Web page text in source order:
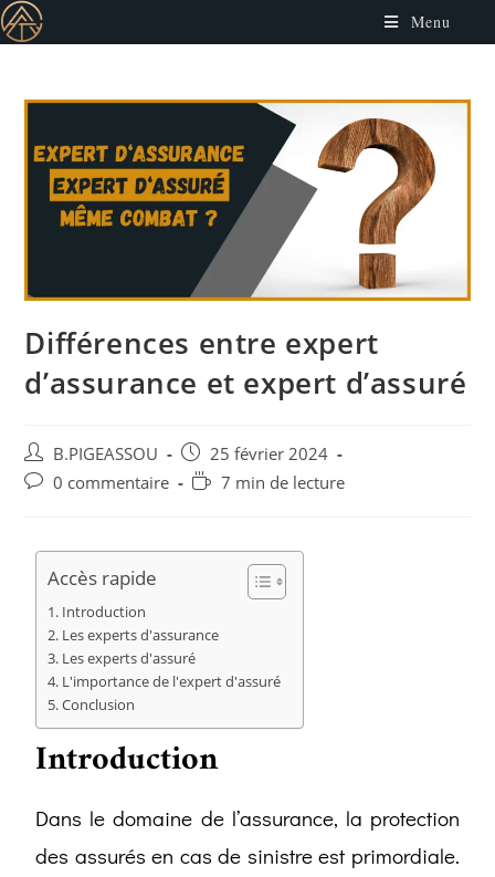
Menu
Différences entre expert
d’assurance et expert d’assuré
B.PIGEASSOU
25 février 2024
0 commentaire
7 min de lecture
Accès rapide
Introduction
Les experts d'assurance
Les experts d'assuré
L'importance de l'expert d'assuré
Conclusion
Introduction
Dans le domaine de l’assurance, la protection
des assurés en cas de sinistre est primordiale.